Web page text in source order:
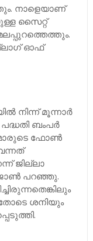
നാളെയാണ്
സൈറ്റ്
ഓഫ്
നിന്ന് മൂന്നാർ
ബംപർ
ഫോൺ
ജില്ലാ
പറഞ്ഞു.
ശനിയും